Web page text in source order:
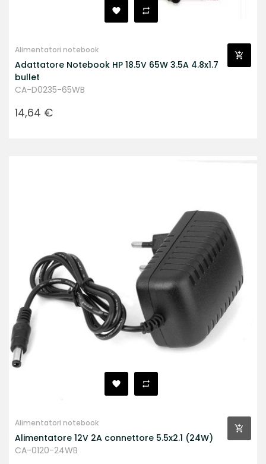
Alimentatori notebook
Adattatore Notebook HP 18.5V 65W 3.5A 4.8x1.7
bullet
CA-D0235-65WB
Prezzo
14,64 €
Alimentatori notebook
Alimentatore 12V 2A connettore 5.5x2.1 (24W)
CA-0120-24WB